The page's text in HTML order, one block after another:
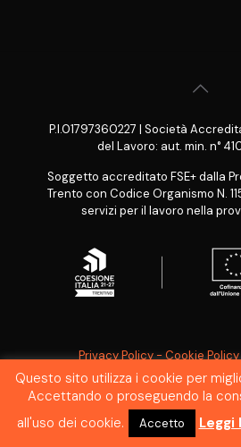
P.I.01797360227 | Società
del Lavoro: aut. min. n°
Soggetto accreditato FSE+ dalla
Trento con Codice Organismo N.
servizi per il lavoro nella
Privacy Policy - Cookie Policy
SEGNALAZIONE
Questo sito utilizza i cookie per
Accettando o proseguendo la
all'uso dei cookie.
Accetto Leggi